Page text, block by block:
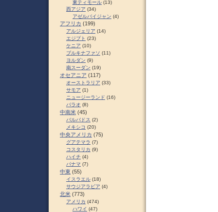
東ティモール (13)
西アジア (34)
アゼルバイジャン (4)
アフリカ (199)
アルジェリア (14)
エジプト (23)
ケニア (10)
ブルキナファソ (11)
ヨルダン (9)
南スーダン (19)
オセアニア (117)
オーストラリア (33)
サモア (1)
ニュージーランド (16)
パラオ (8)
中南米 (45)
バルバドス (2)
メキシコ (20)
中央アメリカ (75)
グアテマラ (7)
コスタリカ (9)
ハイチ (4)
パナマ (7)
中東 (55)
イスラエル (18)
サウジアラビア (4)
北米 (773)
アメリカ (474)
ハワイ (47)